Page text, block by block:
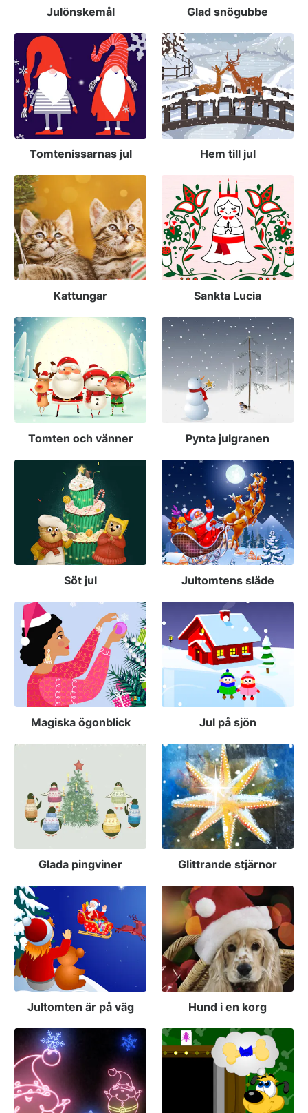
Julönskemål Glad snögubbe
Tomtenissarnas jul Hem till jul
Kattungar Sankta Lucia
Tomten och vänner Pynta julgranen
Söt jul Jultomtens släde
Magiska ögonblick Jul på sjön
Glada pingviner Glittrande stjärnor
Jultomten är på väg Hund i en korg